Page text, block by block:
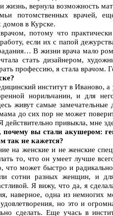
жизнь, вернула возможность
потомственных врачей,
в Курске.
потому что
если их с папой
В жизни врача мало
стать дизайнером,
профессию, я стала врачом.
институт в Иваново,
норильчанин, и для
живут самые
до сих пор не может
привыкла, мне
вы стали акушером:
так не кажется?
на женские и не женские
то, что он умеет лучше
что может быстро и
сотни разных женщин, и
Я вижу, что да, я
наверное, одна из немногих
но это и
сделать. Еще учась в